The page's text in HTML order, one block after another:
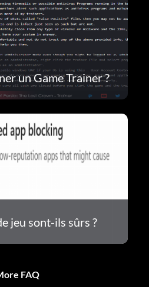
un Game Trainer ?
jeu sont-ils sûrs ?
FAQ